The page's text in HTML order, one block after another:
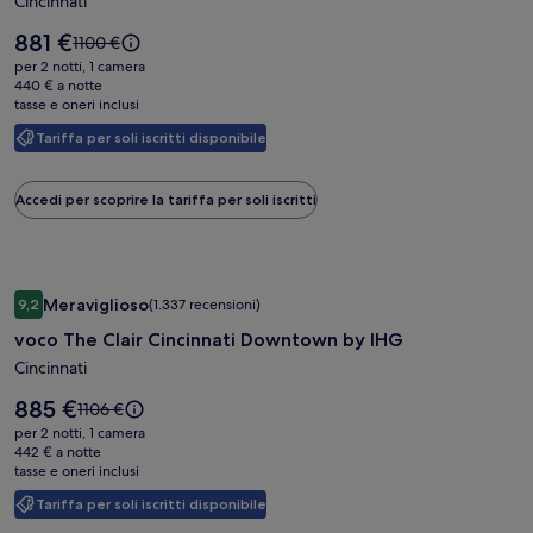
Museum
Hotel
Cincinnati
Tariffa per soli iscritti disponibile
Il
prezzo
è
881 €
881 €Il
prezzo
era
1100 €,
ottieni
maggiori
tariffa
1100 €
per 2 notti, 1 camera
440 € a notte
tasse e oneri inclusi
Accedi per scoprire la tariffa per soli iscritti
Galleria
fotografica
di
voco
The
Clair
Cincinnati
Downtown
by
9,29,2 su 10, Meraviglioso, (1.337 recensioni)
Meraviglioso(1.337 recensioni)
voco The Clair Cincinnati Downtown by IHG
Cincinnati
Tariffa per soli iscritti disponibile
Il
prezzo
è
885 €
885 €Il
prezzo
era
1106 €,
ottieni
maggiori
1106 €
per 2 notti, 1 camera
442 € a notte
tasse e oneri inclusi
voco The Clair Cincinnati Downtown by IHG